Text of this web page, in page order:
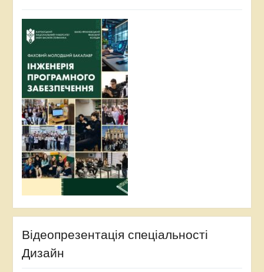
Відеопрезентація спеціальності
Дизайн